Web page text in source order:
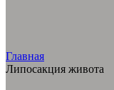
Главная
Липосакция живота